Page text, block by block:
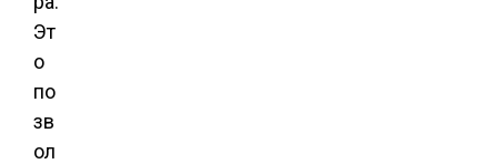
Эт
о
по
зв
ол